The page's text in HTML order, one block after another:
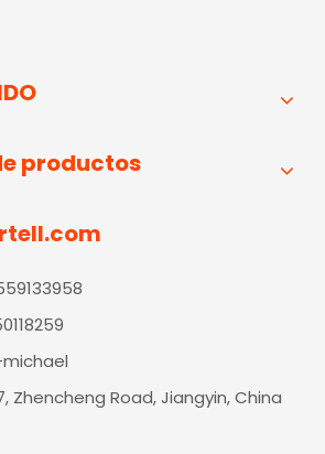
productos
Zhencheng Road, Jiangyin, China